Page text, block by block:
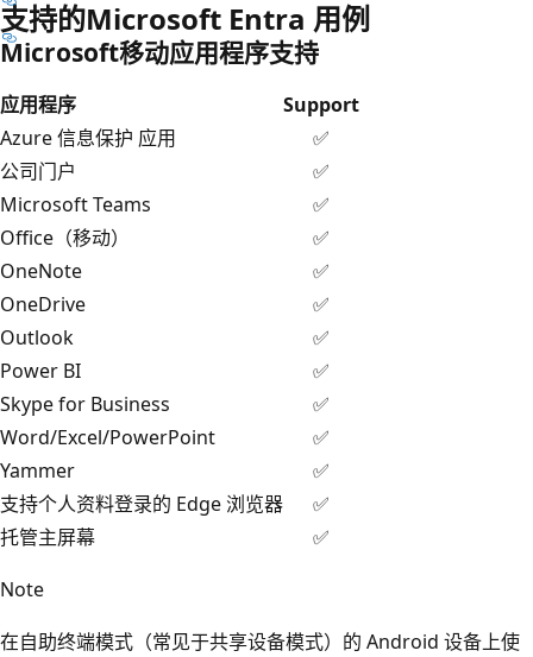
支持的Microsoft Entra 用例
Microsoft移动应用程序支持
应用程序
Support
Azure 信息保护 应用
✅
公司门户
✅
Microsoft Teams
✅
Office（移动）
✅
OneNote
✅
OneDrive
✅
Outlook
✅
Power BI
✅
Skype for Business
✅
Word/Excel/PowerPoint
✅
Yammer
✅
支持个人资料登录的 Edge 浏览器
✅
托管主屏幕
✅
Note
在自助终端模式（常见于共享设备模式）的 Android 设备上使